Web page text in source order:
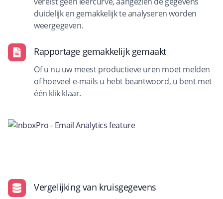
duidelijk en gemakkelijk te analyseren worden
weergegeven.
Rapportage gemakkelijk gemaakt
Of u nu uw meest productieve uren moet melden
of hoeveel e-mails u hebt beantwoord, u bent met
één klik klaar.
Vergelijking van kruisgegevens